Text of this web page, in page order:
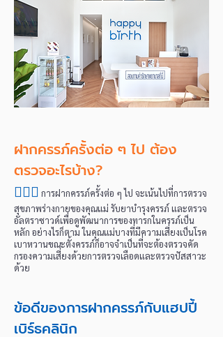
ฝากครรภ์ครั้งต่อ ๆ ไป ต้อง
ตรวจอะไรบ้าง?
👩🏻‍⚕️ การฝากครรภ์ครั้งต่อ ๆ ไป จะเน้นไปที่การตรวจ
สุขภาพร่างกายของคุณแม่ รับยาบำรุงครรภ์ และตรวจ
อัลตราซาวด์เพื่อดูพัฒนาการของทารกในครรภ์เป็น
หลัก อย่างไรก็ตาม ในคุณแม่บางที่มีความเสี่ยงเป็นโรค
เบาหวานขณะตั้งครรภ์ก็อาจจำเป็นที่จะต้องตรวจคัด
กรองความเสี่ยงด้วยการตรวจเลือดและตรวจปัสสาวะ
ด้วย​
ข้อดีของการฝากครรภ์กับแฮปปี้
เบิร์ธคลินิก